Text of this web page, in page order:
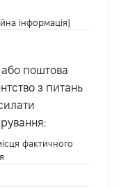
інформація]
поштова
з питань
фактичного